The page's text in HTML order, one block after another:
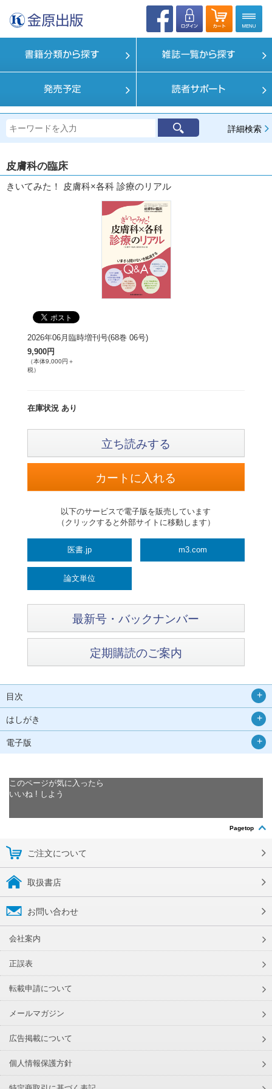
詳細検索
皮膚科の臨床
きいてみた！ 皮膚科×各科 診療のリアル
2026年06月臨時増刊号(68巻 06号)
9,900円
（本体9,000円＋
税）
在庫状況 あり
立ち読みする
以下のサービスで電子版を販売しています
（クリックすると外部サイトに移動します）
医書.jp m3.com
論文単位
最新号・バックナンバー
定期購読のご案内
目次
はしがき
電子版
このページが気に入ったら
いいね ! しよう
Pagetop
ご注文について
取扱書店
お問い合わせ
会社案内
正誤表
転載申請について
メールマガジン
広告掲載について
個人情報保護方針